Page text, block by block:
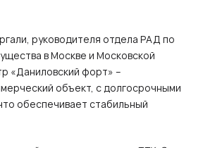
руководителя отдела РАД по
в Москве и Московской
«Даниловский форт» –
объект, с долгосрочными
обеспечивает стабильный